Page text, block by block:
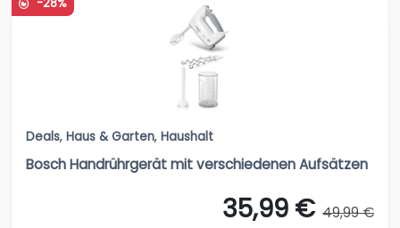
-28%
Deals, Haus & Garten, Haushalt
Bosch Handrührgerät mit verschiedenen Aufsätzen
35,99 € 49,99 €